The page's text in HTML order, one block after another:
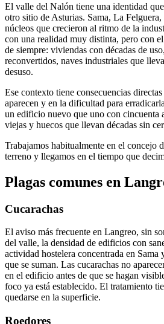
El valle del Nalón tiene una identidad
otro sitio de Asturias. Sama, La
núcleos que crecieron al ritmo de la
con una realidad muy distinta, pero con
de siempre: viviendas con décadas de
reconvertidos, naves industriales que
desuso.
Ese contexto tiene consecuencias
aparecen y en la dificultad para
un edificio nuevo que uno con cincuenta
viejas y huecos que llevan décadas sin
Trabajamos habitualmente en el concejo
terreno y llegamos en el tiempo que
Plagas comunes en
Cucarachas
El aviso más frecuente en Langreo, sin
del valle, la densidad de edificios con
actividad hostelera concentrada en Sama
que se suman. Las cucarachas no
en el edificio antes de que se hagan
foco ya está establecido. El tratamiento
quedarse en la superficie.
Roedores